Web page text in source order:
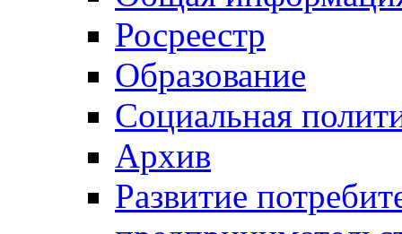
Росреестр
Образование
Социальная
Архив
Развитие